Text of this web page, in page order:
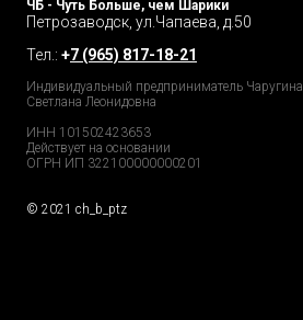
ЧБ - Чуть Больше, чем Шарики
Петрозаводск, ул.Чапаева, д.50
Тел.: +7 (965) 817-18-21
Индивидуальный предприниматель Чаругина
Светлана Леонидовна
ИНН 101502423653
Действует на основании
ОГРН ИП 322100000000201
© 2021 ch_b_ptz